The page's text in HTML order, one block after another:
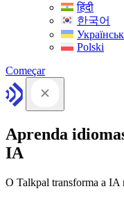
हिंदी
한국어
Polski
Começar
Aprenda
IA
O Talkpal transforma a IA